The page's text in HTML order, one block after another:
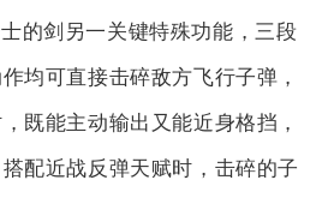
的剑另一关键特殊功能，三段
均可直接击碎敌方飞行子弹，
既能主动输出又能近身格挡，
配近战反弹天赋时，击碎的子